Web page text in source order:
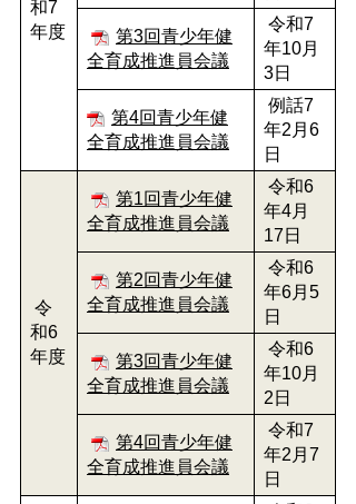
和7
年度
第3回青少年健
全育成推進員会議
令和7
年10月
3日
第4回青少年健
全育成推進員会議
例話7
年2月6
日
令
和6
年度
第1回青少年健
全育成推進員会議
令和6
年4月
17日
第2回青少年健
全育成推進員会議
令和6
年6月5
日
第3回青少年健
全育成推進員会議
令和6
年10月
2日
第4回青少年健
全育成推進員会議
令和7
年2月7
日